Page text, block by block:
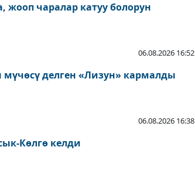
жооп чаралар катуу болорун
06.08.2026 16:52
мүчөсү делген «Лизун» кармалды
06.08.2026 16:38
Көлгө келди